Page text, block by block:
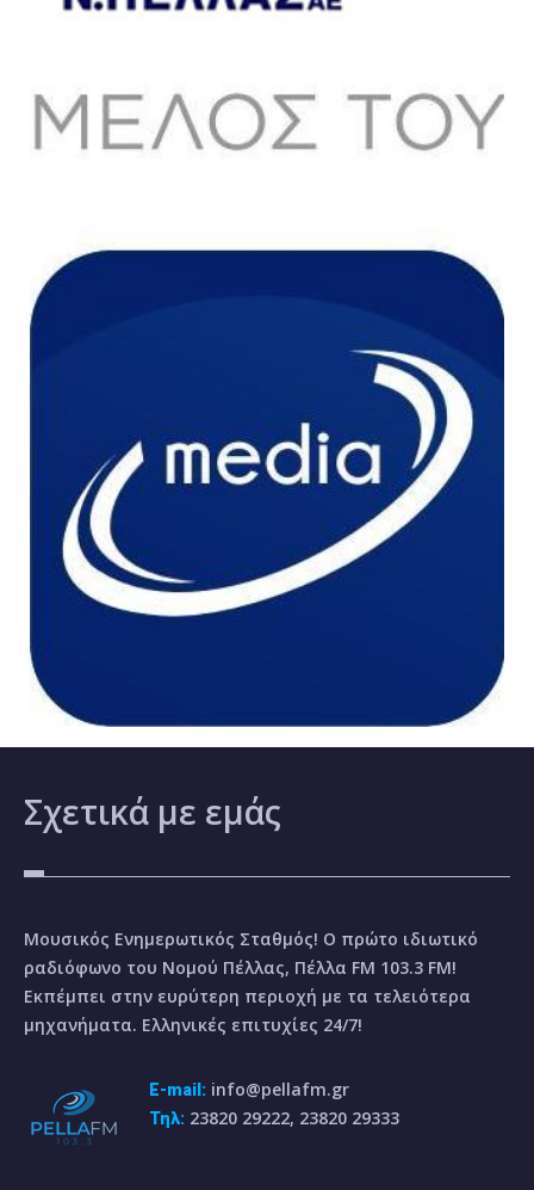
Σχετικά με εμάς
Μουσικός Ενημερωτικός Σταθμός! Ο πρώτο ιδιωτικό
ραδιόφωνο του Νομού Πέλλας, Πέλλα FM 103.3 FM!
Εκπέμπει στην ευρύτερη περιοχή με τα τελειότερα
μηχανήματα. Ελληνικές επιτυχίες 24/7!
E-mail: info@pellafm.gr
Τηλ: 23820 29222, 23820 29333